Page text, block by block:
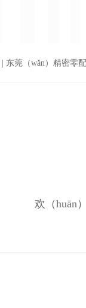
东莞（wǎn）精密零
欢（huān